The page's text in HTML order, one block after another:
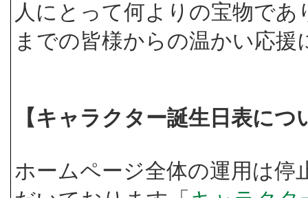
人にとって何よりの宝物で
までの皆様からの温かい応
【キャラクター誕生日表に
ホームページ全体の運用は停